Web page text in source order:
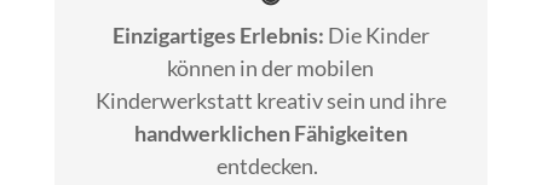
Einzigartiges Erlebnis: Die Kinder
können in der mobilen
Kinderwerkstatt kreativ sein und ihre
handwerklichen Fähigkeiten
entdecken.